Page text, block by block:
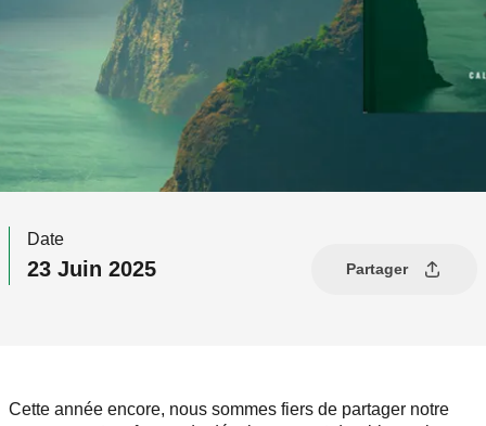
Date
23 Juin 2025 Partager
Cette année encore, nous sommes fiers de partager notre